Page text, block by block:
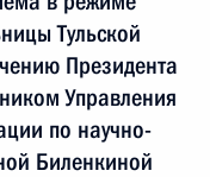
Тульской
Президента
Управления
по научно-
Биленкиной